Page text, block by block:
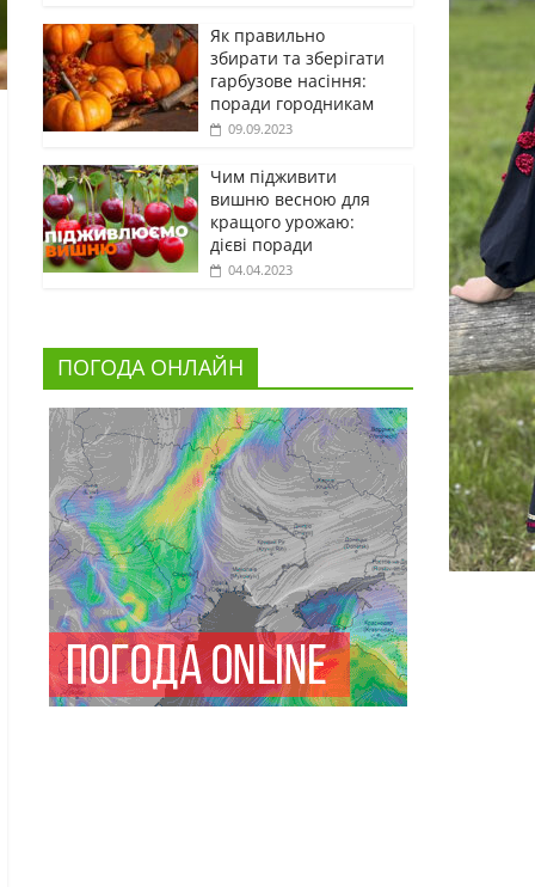
Як правильно
збирати та зберігати
гарбузове насіння:
поради городникам
09.09.2023
Чим підживити
вишню весною для
кращого урожаю:
дієві поради
04.04.2023
ПОГОДА ОНЛАЙН